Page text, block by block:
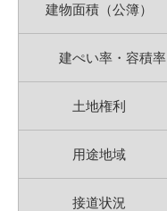
建物面積（公簿）
建ぺい率・容積率
土地権利
用途地域
接道状況